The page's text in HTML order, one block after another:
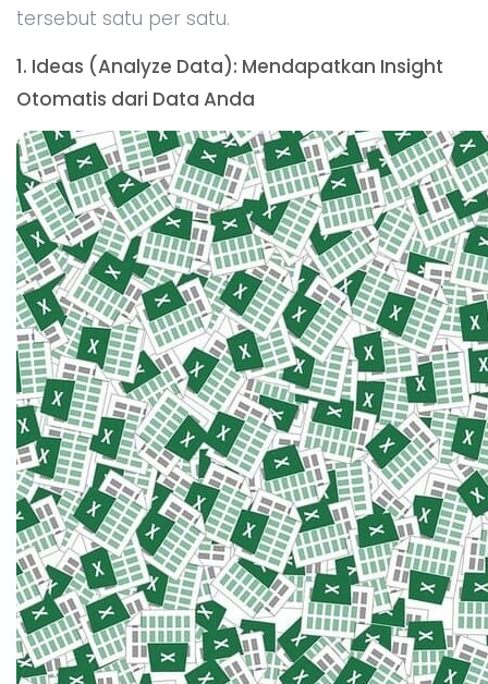
tersebut satu per satu.
1. Ideas (Analyze Data): Mendapatkan Insight
Otomatis dari Data Anda
Ideasadalah salah satu fitur AI yang paling
mudah digunakan di Microsoft Excel. Fitur ini
secara otomatis menganalisis data yang Anda
masukkan, mencari pola, anomali, tren, atau
insight lain yang mungkin tidak Anda sadari. Hal
yang menarik dari fitur ini adalah Anda tidak
perlu menjadi ahli analisis data untuk